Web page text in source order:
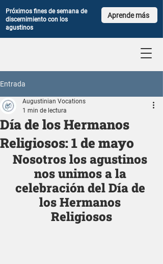
Próximos fines de semana de
discernimiento con los
agustinos
Aprende más
Entrada
Día de los Hermanos
Religiosos: 1 de mayo
Augustinian Vocations
1 min de lectura
Nosotros los agustinos
nos unimos a la
celebración del Día de
los Hermanos
Religiosos